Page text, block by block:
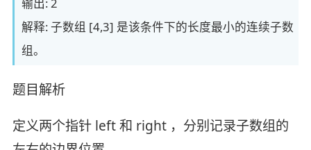
解释: 子数组 [4,3] 是该条件下的长度最小的连续子数
组。
题目解析
定义两个指针 left 和 right ，分别记录子数组的